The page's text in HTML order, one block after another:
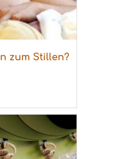
zum Stillen?